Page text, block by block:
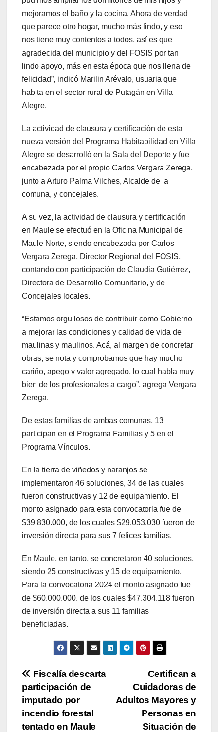
mejoramos el baño y la cocina. Ahora de verdad
que parece otro hogar, mucho más lindo, y eso
nos tiene muy contentos a todos, así es que
agradecida del municipio y del FOSIS por tan
lindo apoyo, más en esta época que nos llena de
felicidad”, indicó Marilin Arévalo, usuaria que
habita en el sector rural de Putagán en Villa
Alegre.
La actividad de clausura y certificación de esta
nueva versión del Programa Habitabilidad en Villa
Alegre se desarrolló en la Sala del Deporte y fue
encabezada por el propio Carlos Vergara Zerega,
junto a Arturo Palma Vilches, Alcalde de la
comuna, y concejales.
A su vez, la actividad de clausura y certificación
en Maule se efectuó en la Oficina Municipal de
Maule Norte, siendo encabezada por Carlos
Vergara Zerega, Director Regional del FOSIS,
contando con participación de Claudia Gutiérrez,
Directora de Desarrollo Comunitario, y de
Concejales locales.
“Estamos orgullosos de contribuir como Gobierno
a mejorar las condiciones y calidad de vida de
maulinas y maulinos. Acá, al margen de concretar
obras, se nota y comprobamos que hay mucho
cariño, apego y valor agregado, lo cual habla muy
bien de los profesionales a cargo”, agrega Vergara
Zerega.
De estas familias de ambas comunas, 13
participan en el Programa Familias y 5 en el
Programa Vínculos.
En la tierra de viñedos y naranjos se
implementaron 46 soluciones, 34 de las cuales
fueron constructivas y 12 de equipamiento. El
monto asignado para esta convocatoria fue de
$39.830.000, de los cuales $29.053.030 fueron de
inversión directa para sus 7 felices familias.
En Maule, en tanto, se concretaron 40 soluciones,
siendo 25 constructivas y 15 de equipamiento.
Para la convocatoria 2024 el monto asignado fue
de $60.000.000, de los cuales $47.304.118 fueron
de inversión directa a sus 11 familias
beneficiadas.
Navegación
de
entradas
Certifican a
Cuidadoras de
Adultos Mayores y
Personas en
Situación de
Fiscalía descarta
participación de
imputado por
incendio forestal
tentado en Maule